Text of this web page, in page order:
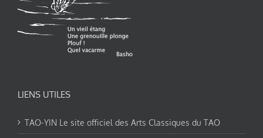
LIENS UTILES
TAO-YIN Le site officiel des Arts Classiques du TAO